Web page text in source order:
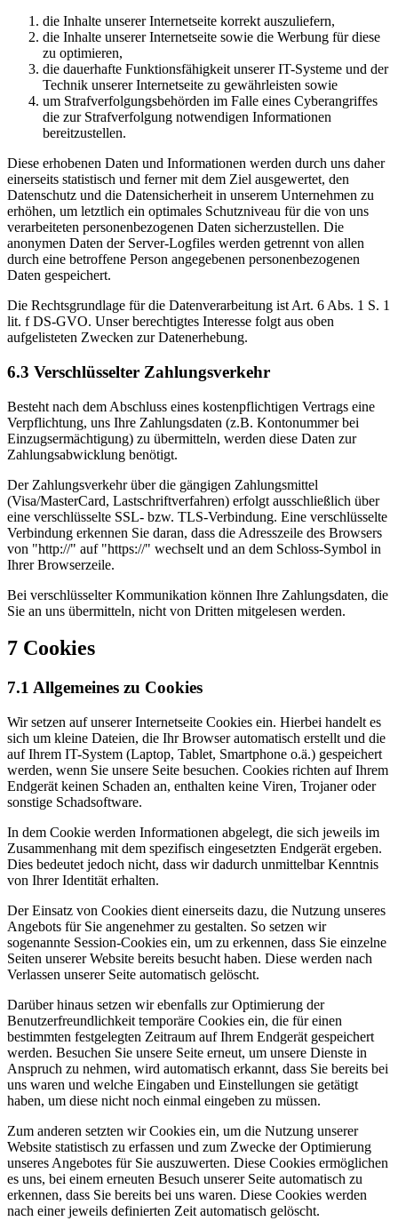
die Inhalte unserer Internetseite korrekt auszuliefern,
die Inhalte unserer Internetseite sowie die Werbung für diese
zu optimieren,
die dauerhafte Funktionsfähigkeit unserer IT-Systeme und der
Technik unserer Internetseite zu gewährleisten sowie
um Strafverfolgungsbehörden im Falle eines Cyberangriffes
die zur Strafverfolgung notwendigen Informationen
bereitzustellen.
Diese erhobenen Daten und Informationen werden durch uns daher
einerseits statistisch und ferner mit dem Ziel ausgewertet, den
Datenschutz und die Datensicherheit in unserem Unternehmen zu
erhöhen, um letztlich ein optimales Schutzniveau für die von uns
verarbeiteten personenbezogenen Daten sicherzustellen. Die
anonymen Daten der Server-Logfiles werden getrennt von allen
durch eine betroffene Person angegebenen personenbezogenen
Daten gespeichert.
Die Rechtsgrundlage für die Datenverarbeitung ist Art. 6 Abs. 1 S. 1
lit. f DS-GVO. Unser berechtigtes Interesse folgt aus oben
aufgelisteten Zwecken zur Datenerhebung.
6.3 Verschlüsselter Zahlungsverkehr
Besteht nach dem Abschluss eines kostenpflichtigen Vertrags eine
Verpflichtung, uns Ihre Zahlungsdaten (z.B. Kontonummer bei
Einzugsermächtigung) zu übermitteln, werden diese Daten zur
Zahlungsabwicklung benötigt.
Der Zahlungsverkehr über die gängigen Zahlungsmittel
(Visa/MasterCard, Lastschriftverfahren) erfolgt ausschließlich über
eine verschlüsselte SSL- bzw. TLS-Verbindung. Eine verschlüsselte
Verbindung erkennen Sie daran, dass die Adresszeile des Browsers
von "http://" auf "https://" wechselt und an dem Schloss-Symbol in
Ihrer Browserzeile.
Bei verschlüsselter Kommunikation können Ihre Zahlungsdaten, die
Sie an uns übermitteln, nicht von Dritten mitgelesen werden.
7 Cookies
7.1 Allgemeines zu Cookies
Wir setzen auf unserer Internetseite Cookies ein. Hierbei handelt es
sich um kleine Dateien, die Ihr Browser automatisch erstellt und die
auf Ihrem IT-System (Laptop, Tablet, Smartphone o.ä.) gespeichert
werden, wenn Sie unsere Seite besuchen. Cookies richten auf Ihrem
Endgerät keinen Schaden an, enthalten keine Viren, Trojaner oder
sonstige Schadsoftware.
In dem Cookie werden Informationen abgelegt, die sich jeweils im
Zusammenhang mit dem spezifisch eingesetzten Endgerät ergeben.
Dies bedeutet jedoch nicht, dass wir dadurch unmittelbar Kenntnis
von Ihrer Identität erhalten.
Der Einsatz von Cookies dient einerseits dazu, die Nutzung unseres
Angebots für Sie angenehmer zu gestalten. So setzen wir
sogenannte Session-Cookies ein, um zu erkennen, dass Sie einzelne
Seiten unserer Website bereits besucht haben. Diese werden nach
Verlassen unserer Seite automatisch gelöscht.
Darüber hinaus setzen wir ebenfalls zur Optimierung der
Benutzerfreundlichkeit temporäre Cookies ein, die für einen
bestimmten festgelegten Zeitraum auf Ihrem Endgerät gespeichert
werden. Besuchen Sie unsere Seite erneut, um unsere Dienste in
Anspruch zu nehmen, wird automatisch erkannt, dass Sie bereits bei
uns waren und welche Eingaben und Einstellungen sie getätigt
haben, um diese nicht noch einmal eingeben zu müssen.
Zum anderen setzten wir Cookies ein, um die Nutzung unserer
Website statistisch zu erfassen und zum Zwecke der Optimierung
unseres Angebotes für Sie auszuwerten. Diese Cookies ermöglichen
es uns, bei einem erneuten Besuch unserer Seite automatisch zu
erkennen, dass Sie bereits bei uns waren. Diese Cookies werden
nach einer jeweils definierten Zeit automatisch gelöscht.